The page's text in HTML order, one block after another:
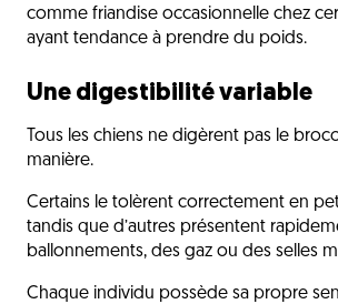
comme friandise occasionnelle chez
ayant tendance à prendre du poids.
Une digestibilité variable
Tous les chiens ne digèrent pas le
manière.
Certains le tolèrent correctement en
tandis que d’autres présentent
ballonnements, des gaz ou des selles
Chaque individu possède sa propre